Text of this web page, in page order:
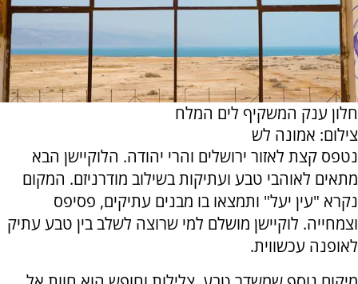
חלון ענק המשקיף לים המלח
צילום: אמונה לש
נטפס קצת לאזור ירושלים והרי יהודה. הלוקיישן הבא
מתאים לאוהבי טבע ועתיקות בשילוב מודרניזם. המקום
נקרא "עין יעל" ותמצאו בו מבנים עתיקים, פסיפס
וצמחייה. לוקיישן מושלם למי שרוצה לשלב בין טבע עתיק
לאופנה עכשווית.